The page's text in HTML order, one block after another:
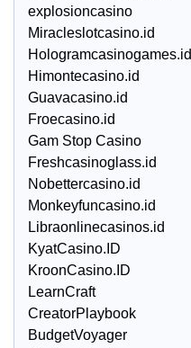
explosioncasino
Miracleslotcasino.id
Hologramcasinogames.id
Himontecasino.id
Guavacasino.id
Froecasino.id
Gam Stop Casino
Freshcasinoglass.id
Nobettercasino.id
Monkeyfuncasino.id
Libraonlinecasinos.id
KyatCasino.ID
KroonCasino.ID
LearnCraft
CreatorPlaybook
BudgetVoyager